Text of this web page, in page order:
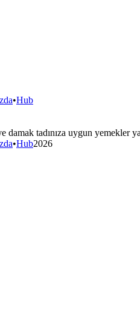
•Hub
damak tadınıza uygun yemekler
•Hub2026